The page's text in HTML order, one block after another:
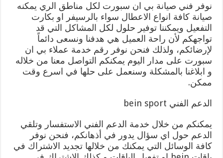
نوفر فني صيانة بي ان سبورت لكل مناطق الري يمكنه
صيانة كافة انواع الاعطال سواء بالرسيفر او بكارت
التفعيل ويمكننا توفير حلول لكل المشاكل التي قد
تواجهكم لأن راحة العميل هي هدفنا ونسعى دائماً
لإرضائكم، ولذلك فنحن نوفر رقم خدمة عملاء بي ان
سبورت على مدار اليوم يمكنكم التواصل معنا من خلاله
و ابلاغنا بالمشكلة وسنعمل على حلها في اسرع وقت
ممكن.
الدعم الفني bein sport
يمكنكم من خلال خدمة الدعم الفني الاستفسار وتلقي
الدعم حول اي سؤال يدور في أذهانكم، فنحن نوفر
كافة الوسائل التي يمكنك من خلالها تجديد الاشتراك في